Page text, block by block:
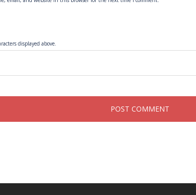
displayed above.